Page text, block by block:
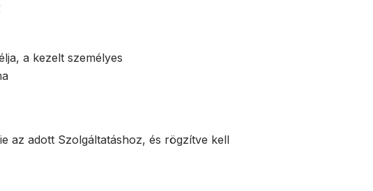
a kezelt személyes
az adott Szolgáltatáshoz, és rögzítve kell